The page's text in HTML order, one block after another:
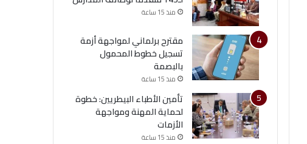
منذ 15 ساعة
مقترح برلماني لمواجهة أزمة
تسجيل خطوط المحمول
بالبصمة
منذ 15 ساعة
تأمين الأطباء البيطريين: خطوة
لحماية المهنة ومواجهة
الأزمات
منذ 15 ساعة